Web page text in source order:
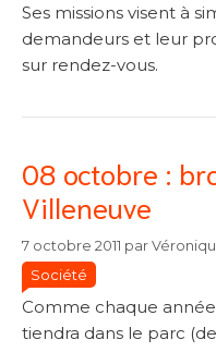
Ses missions visent à
demandeurs et leur
sur rendez-vous.
08 octobre :
Villeneuve
7 octobre 2011 par
Société
Comme chaque
tiendra dans le parc